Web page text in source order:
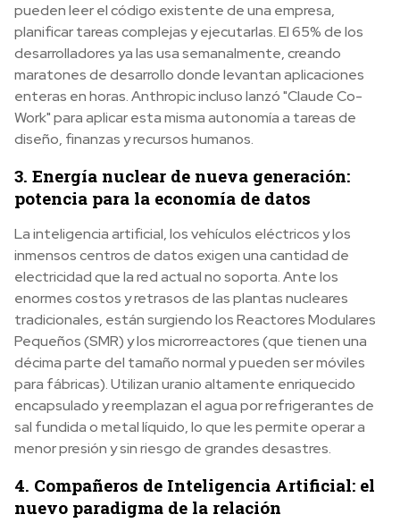
pueden leer el código existente de una empresa,
planificar tareas complejas y ejecutarlas. El 65% de los
desarrolladores ya las usa semanalmente, creando
maratones de desarrollo donde levantan aplicaciones
enteras en horas. Anthropic incluso lanzó "Claude Co-
Work" para aplicar esta misma autonomía a tareas de
diseño, finanzas y recursos humanos.
3. Energía nuclear de nueva generación:
potencia para la economía de datos
La inteligencia artificial, los vehículos eléctricos y los
inmensos centros de datos exigen una cantidad de
electricidad que la red actual no soporta. Ante los
enormes costos y retrasos de las plantas nucleares
tradicionales, están surgiendo los Reactores Modulares
Pequeños (SMR) y los microrreactores (que tienen una
décima parte del tamaño normal y pueden ser móviles
para fábricas). Utilizan uranio altamente enriquecido
encapsulado y reemplazan el agua por refrigerantes de
sal fundida o metal líquido, lo que les permite operar a
menor presión y sin riesgo de grandes desastres.
4. Compañeros de Inteligencia Artificial: el
nuevo paradigma de la relación